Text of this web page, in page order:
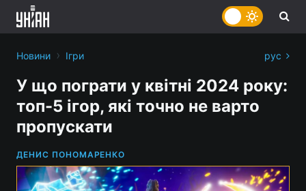
Новини › Ігри рус
У що пограти у квітні 2024 року:
топ-5 ігор, які точно не варто
пропускати
ДЕНИС ПОНОМАРЕНКО